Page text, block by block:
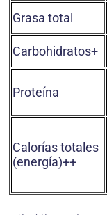
Grasa total
Carbohidratos+
Proteína
Calorías totales
(energía)++